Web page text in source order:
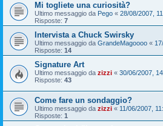
Mi togliete una curiosità?
Ultimo messaggio da Pego « 28/08/2007,
Risposte: 7
Intervista a Chuck Swirsky
Ultimo messaggio da GrandeMagoooo «
Risposte: 14
Signature Art
Ultimo messaggio da zizzi « 30/06/2007,
Risposte: 43
Come fare un sondaggio?
Ultimo messaggio da zizzi « 11/06/2007,
Risposte: 1